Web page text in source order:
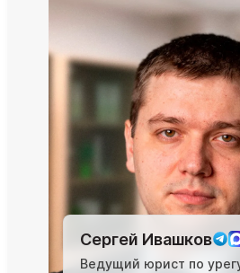
Сергей Ивашков
Ведущий юрист по